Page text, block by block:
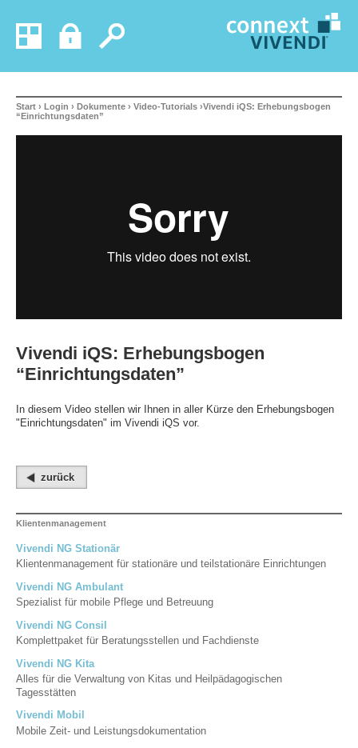
Start › Login › Dokumente › Video-Tutorials ›Vivendi iQS: Erhebungsbogen
“Einrichtungsdaten”
Vivendi iQS: Erhebungsbogen
“Einrichtungsdaten”
In diesem Video stellen wir Ihnen in aller Kürze den Erhebungsbogen
"Einrichtungsdaten" im Vivendi iQS vor.
zurück
Klientenmanagement
Vivendi NG Stationär
Klientenmanagement für stationäre und teilstationäre Einrichtungen
Vivendi NG Ambulant
Spezialist für mobile Pflege und Betreuung
Vivendi NG Consil
Komplettpaket für Beratungsstellen und Fachdienste
Vivendi NG Kita
Alles für die Verwaltung von Kitas und Heilpädagogischen
Tagesstätten
Vivendi Mobil
Mobile Zeit- und Leistungsdokumentation